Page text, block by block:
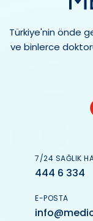
Türkiye'nin önde
ve binlerce
7/24 SAĞLIK
444 6 334
E-POSTA